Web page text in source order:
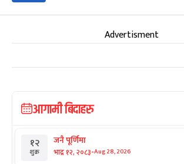
Advertisment
आगामी बिदाहरु
१२
शुक्र
जनै पूर्णिमा
भाद्र १२, २०८३-Aug 28, 2026